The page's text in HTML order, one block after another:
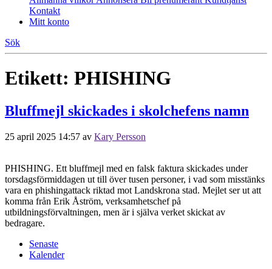
Kontakt
Mitt konto
Sök
Etikett: PHISHING
Bluffmejl skickades i skolchefens namn
25 april 2025 14:57 av Kary Persson
PHISHING. Ett bluffmejl med en falsk faktura skickades under
torsdagsförmiddagen ut till över tusen personer, i vad som misstänks
vara en phishingattack riktad mot Landskrona stad. Mejlet ser ut att
komma från Erik Åström, verksamhetschef på
utbildningsförvaltningen, men är i själva verket skickat av
bedragare.
Senaste
Kalender